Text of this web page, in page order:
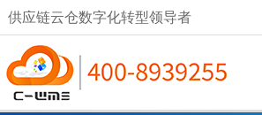
供应链云仓数字化转型领导者